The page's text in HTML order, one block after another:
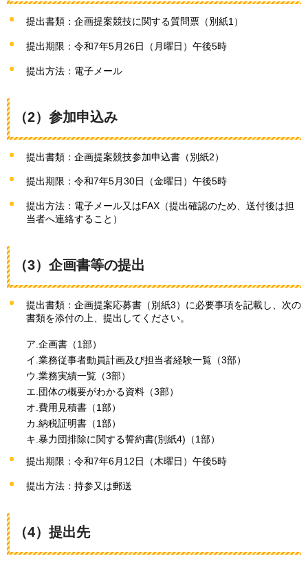
提出書類：企画提案競技に関する質問票（別紙1）
提出期限：令和7年5月26日（月曜日）午後5時
提出方法：電子メール
（2）参加申込み
提出書類：企画提案競技参加申込書（別紙2）
提出期限：令和7年5月30日（金曜日）午後5時
提出方法：電子メール又はFAX（提出確認のため、送付後は担
当者へ連絡すること）
（3）企画書等の提出
提出書類：企画提案応募書（別紙3）に必要事項を記載し、次の
書類を添付の上、提出してください。
ア.企画書（1部）
イ.業務従事者動員計画及び担当者経験一覧（3部）
ウ.業務実績一覧（3部）
エ.団体の概要がわかる資料（3部）
オ.費用見積書（1部）
カ.納税証明書（1部）
キ.暴力団排除に関する誓約書(別紙4)（1部）
提出期限：令和7年6月12日（木曜日）午後5時
提出方法：持参又は郵送
（4）提出先